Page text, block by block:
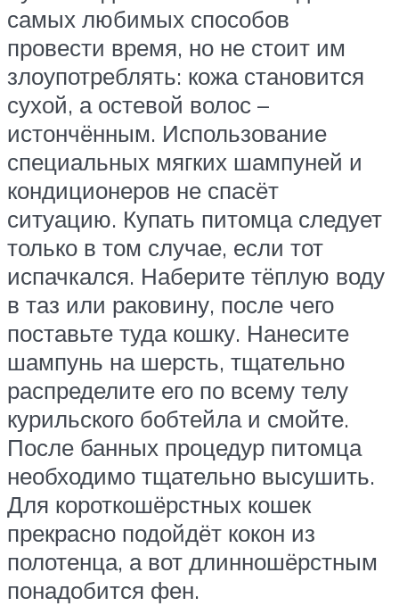
самых любимых способов
провести время, но не стоит им
злоупотреблять: кожа становится
сухой, а остевой волос –
истончённым. Использование
специальных мягких шампуней и
кондиционеров не спасёт
ситуацию. Купать питомца следует
только в том случае, если тот
испачкался. Наберите тёплую воду
в таз или раковину, после чего
поставьте туда кошку. Нанесите
шампунь на шерсть, тщательно
распределите его по всему телу
курильского бобтейла и смойте.
После банных процедур питомца
необходимо тщательно высушить.
Для короткошёрстных кошек
прекрасно подойдёт кокон из
полотенца, а вот длинношёрстным
понадобится фен.